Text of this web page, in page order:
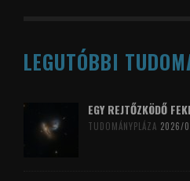
LEGUTÓBBI
EGY REJTŐZKÖDŐ
TUDOMÁNYPLÁZA 2026/